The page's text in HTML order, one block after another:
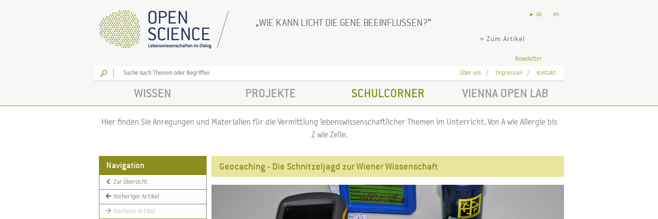
WIE KANN LICHT DIE GENE BEEINFLUSSEN?
» Zum Artikel
de en
Newsletter
Los
Über uns Impressum Kontakt
WISSEN PROJEKTE SCHULCORNER VIENNA OPEN LAB
Hier finden Sie Anregungen und Materialien für die Vermittlung lebenswissenschaftlicher Themen im Unterricht. Von A wie Allergie bis
Z wie Zelle.
Navigation
Zur Übersicht
Vorheriger Artikel
Nächster Artikel
Geocaching - Die Schnitzeljagd zur Wiener Wissenschaft